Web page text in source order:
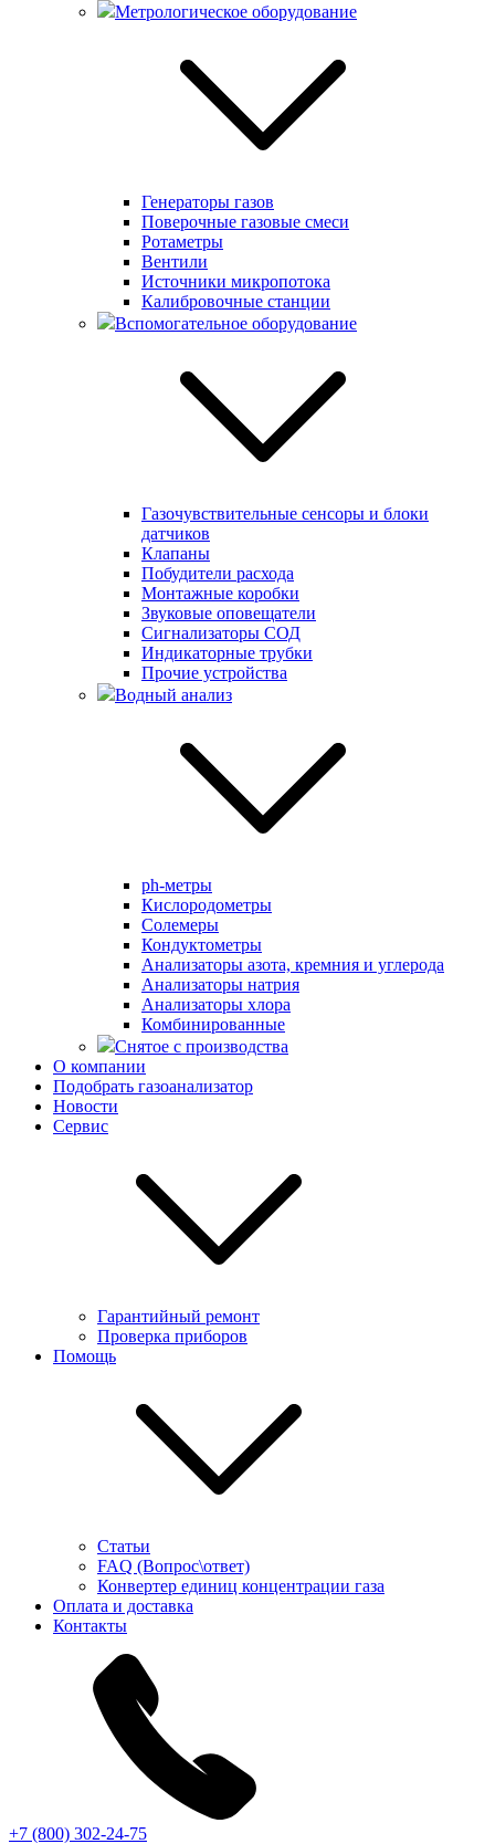
Метрологическое оборудование
Генераторы газов
Поверочные газовые смеси
Ротаметры
Вентили
Источники микропотока
Калибровочные станции
Вспомогательное оборудование
Газочувствительные сенсоры и блоки
датчиков
Клапаны
Побудители расхода
Монтажные коробки
Звуковые оповещатели
Сигнализаторы СОД
Индикаторные трубки
Прочие устройства
Водный анализ
ph-метры
Кислородометры
Солемеры
Кондуктометры
Анализаторы азота, кремния и углерода
Анализаторы натрия
Анализаторы хлора
Комбинированные
Снятое с производства
О компании
Подобрать газоанализатор
Новости
Сервис
Гарантийный ремонт
Проверка приборов
Помощь
Статьи
FAQ (Вопрос\ответ)
Конвертер единиц концентрации газа
Оплата и доставка
Контакты
+7 (800) 302-24-75